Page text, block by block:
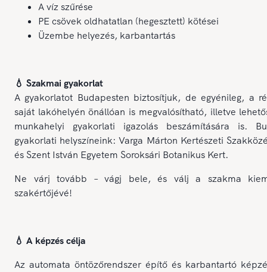
A víz szűrése
PE csövek oldhatatlan (hegesztett) kötései
Üzembe helyezés, karbantartás
💧 Szakmai gyakorlat
A gyakorlatot Budapesten biztosítjuk, de egyénileg, a
saját lakóhelyén önállóan is megvalósítható, illetve
munkahelyi gyakorlati igazolás beszámítására is.
gyakorlati helyszíneink: Varga Márton Kertészeti
és Szent István Egyetem Soroksári Botanikus Kert.
Ne várj tovább – vágj bele, és válj a szakma
szakértőjévé!
💧 A képzés célja
Az automata öntözőrendszer építő és karbantartó